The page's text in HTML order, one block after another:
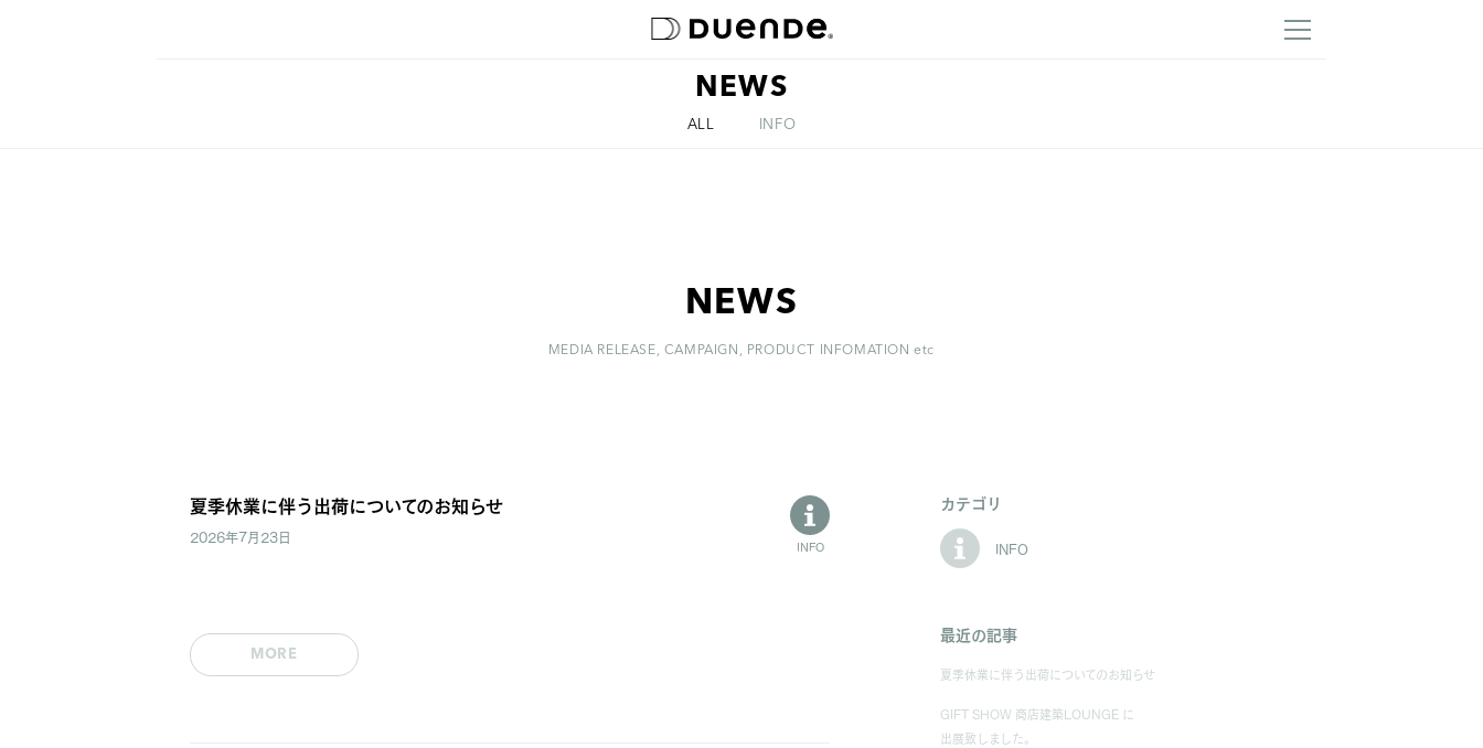
ABOUTNEWS
ALL INFO
NEWS
MEDIA RELEASE, CAMPAIGN, PRODUCT INFOMATION etc
夏季休業に伴う出荷についてのお知らせ
2026年7月23日 INFO
MORE
カテゴリ
INFO
最近の記事
夏季休業に伴う出荷についてのお知らせ
GIFT SHOW 商店建築LOUNGE に
出展致しました。